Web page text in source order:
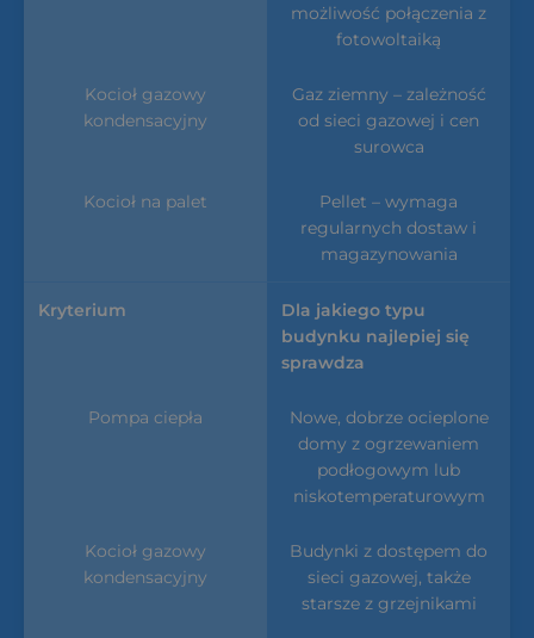
możliwość połączenia z
fotowoltaiką
Gaz ziemny – zależność
od sieci gazowej i cen
surowca
Pellet – wymaga
regularnych dostaw i
magazynowania
Dla jakiego typu
budynku najlepiej się
sprawdza
Nowe, dobrze ocieplone
domy z ogrzewaniem
podłogowym lub
niskotemperaturowym
Budynki z dostępem do
sieci gazowej, także
starsze z grzejnikami